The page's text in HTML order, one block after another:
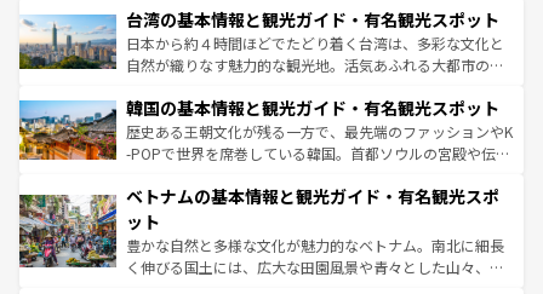
人々、おいしいローカルフードやハワイアンミュージッ
ク、伝統的なフラダンスなど、すべてがハワイの魅力を彩
っている。訪れるたびに新しい発見と感動が待っているハ
はコンテンツ一覧を参照してほしい。
リアリーフや大陸中央部にそびえるウルル（エアーズロッ
ク）、タスマニアの美しい原生林やケアンズの熱帯雨林な
ど、見どころがたくさん。また、カフェやワイン、オージ
いる。アクティビティも充実しており、サーフィンやダイ
ビング、ハイキングなど、アウトドア好きにはたまらな
い。オーストラリアの多彩な魅力を存分に味わいつくそ
参照してほしい。
台湾の基本情報と観光ガイド・有名観光スポット
日本から約４時間ほどでたどり着く台湾は、多彩な文化と
自然が織りなす魅力的な観光地。活気あふれる大都市の台
ン）、静ひつな山岳地帯である台湾東部など、都市の喧騒
と山間の静けさが共存しており、訪れる人に新しい発見と
驚きをもたらしてくれる。また、奥深い台湾の食文化も魅
容にもいいと評判のスイーツなど、バラエティ豊かな料理
照してほしい。
韓国の基本情報と観光ガイド・有名観光スポット
歴史ある王朝文化が残る一方で、最先端のファッションやK
-POPで世界を席巻している韓国。首都ソウルの宮殿や伝統
き、地方に足を延ばせば四季折々の自然美を楽しむことが
できる。そして、キムチや焼肉、絶品のストリートフード
まで、さまざまな韓国料理が待っている。夜には、韓国な
らではのナイトライフも堪能できる。あたたかいホスピタ
ベトナムの基本情報と観光ガイド・有名観光スポ
ット
豊かな自然と多様な文化が魅力的なベトナム。南北に細長
く伸びる国土には、広大な田園風景や青々とした山々、世